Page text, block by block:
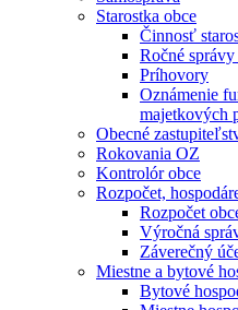
Starostka obce
Činnosť
Ročné
Príhovory
Oznámenie
majetkových
Obecné
Rokovania OZ
Kontrolór obce
Rozpočet,
Rozpočet
Výročná
Záverečný
Miestne a bytové
Bytové